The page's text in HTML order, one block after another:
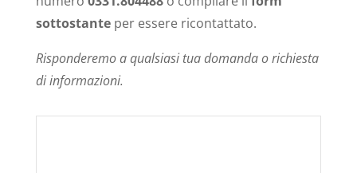
sottostanteper essere ricontattato.
Risponderemo a qualsiasi tua domanda o richiesta
di informazioni.